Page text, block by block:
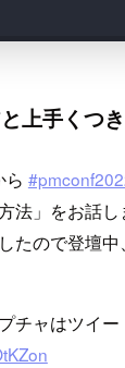
上手くつ
ら
法」をお話し
たので登壇
チャはツイ